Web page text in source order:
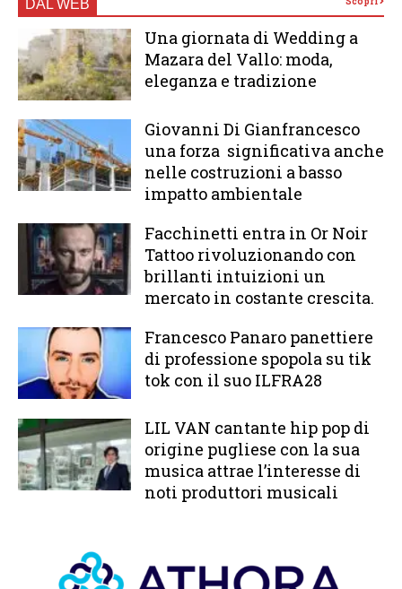
DAL WEB
Una giornata di Wedding a
Mazara del Vallo: moda,
eleganza e tradizione
Giovanni Di Gianfrancesco
una forza significativa anche
nelle costruzioni a basso
impatto ambientale
Facchinetti entra in Or Noir
Tattoo rivoluzionando con
brillanti intuizioni un
mercato in costante crescita.
Francesco Panaro panettiere
di professione spopola su tik
tok con il suo ILFRA28
LIL VAN cantante hip pop di
origine pugliese con la sua
musica attrae l’interesse di
noti produttori musicali